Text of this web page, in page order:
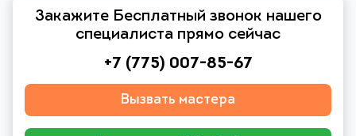
Закажите Бесплатный звонок нашего
специалиста прямо сейчас
+7 (775) 007-85-67
Вызвать мастера